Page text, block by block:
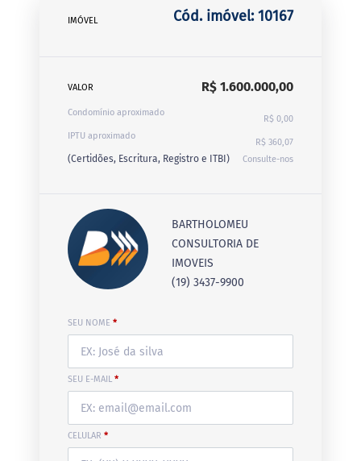
IMÓVEL Cód. imóvel: 10167
VALOR R$ 1.600.000,00
Condomínio aproximado
R$ 0,00
IPTU aproximado
R$ 360,07
(Certidões, Escritura, Registro e ITBI) Consulte-nos
BARTHOLOMEU
CONSULTORIA DE
IMOVEIS
(19) 3437-9900
SEU NOME *
SEU E-MAIL *
CELULAR *